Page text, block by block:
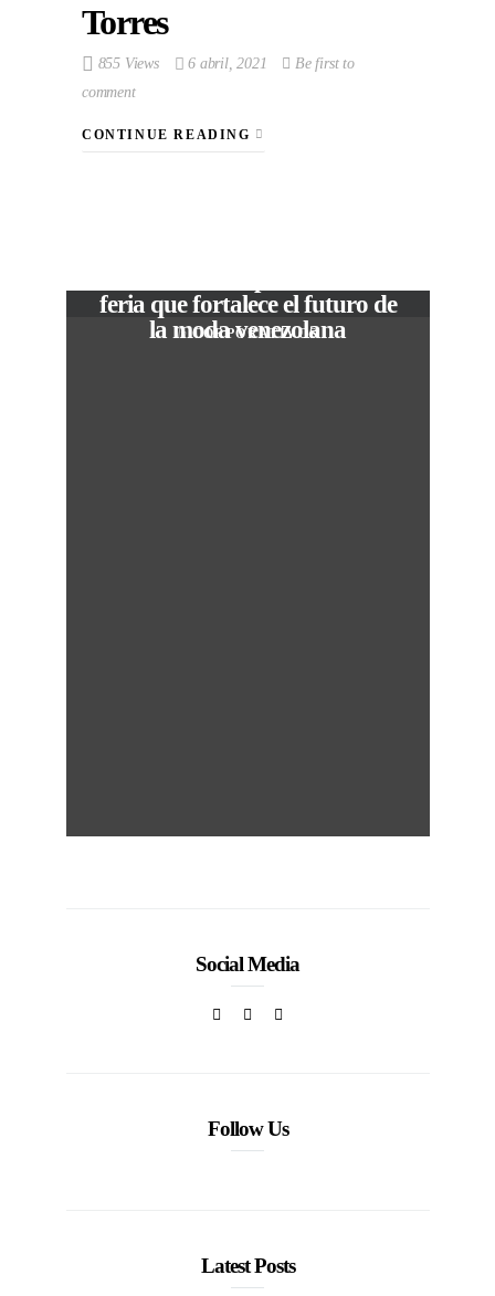
Torres
855 Views 6 abril, 2021
Be first to
comment
CONTINUE READING
In CORPORATIVOS
feria que fortalece el futuro de
la moda venezolana
Social Media
Follow Us
Latest Posts